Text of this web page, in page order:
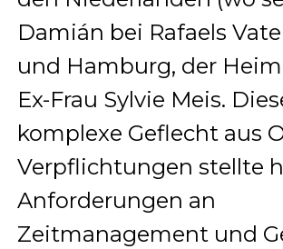
Damián bei Rafaels
und Hamburg, der
Ex-Frau Sylvie Meis.
komplexe Geflecht aus
Verpflichtungen stellte
Anforderungen an
Zeitmanagement und